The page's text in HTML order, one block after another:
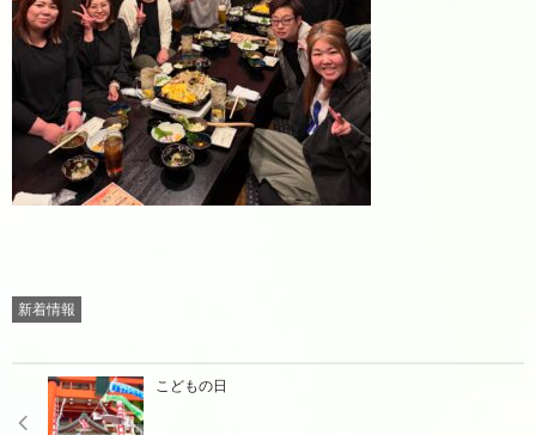
新着情報
こどもの日